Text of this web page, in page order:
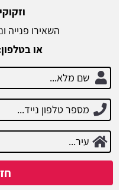
השאירו פנייה
או